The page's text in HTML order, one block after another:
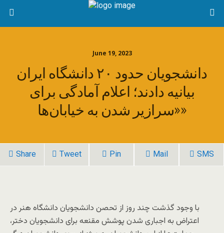
June 19, 2023
دانشجویان حدود ۲۰ دانشگاه ایران
بیانیه دادند؛ اعلام آمادگی برای
«سرازیر شدن به خیابان‌ها»
Share Tweet Pin Mail SMS
با وجود گذشت چند روز از تحصن دانشجویان دانشگاه هنر در
اعتراض به اجباری شدن پوشش مقنعه برای دانشجویان دختر،